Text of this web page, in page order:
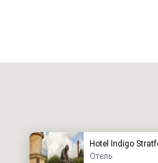
Hotel Indigo
Отель